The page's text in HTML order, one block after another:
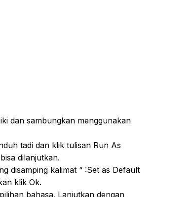
dan sambungkan menggunakan
tadi dan klik tulisan Run As
dilanjutkan.
disamping kalimat “ :Set as Default
klik Ok.
bahasa. Lanjutkan dengan